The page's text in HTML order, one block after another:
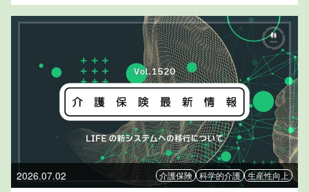
2026.07.02 介護保険 科学的介護 生産性向上